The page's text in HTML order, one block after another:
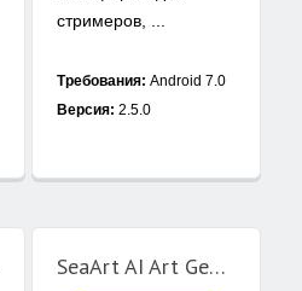
стримеров, ...
Требования: Android 7.0
Версия: 2.5.0
SeaArt AI Art Generator